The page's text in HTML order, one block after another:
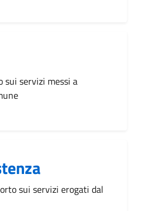
sui servizi messi a
sui servizi erogati dal